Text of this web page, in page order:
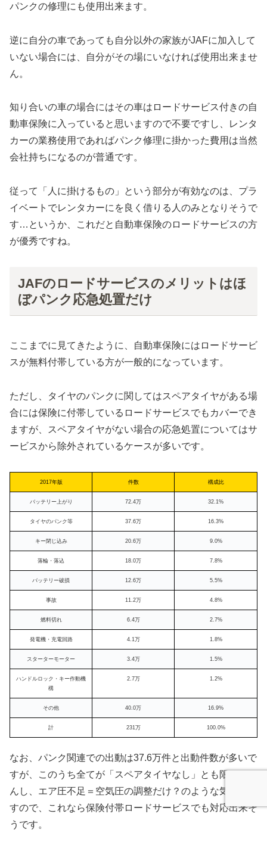
パンクの修理にも使用出来ます。
逆に自分の車であっても自分以外の家族がJAFに加入して
いない場合には、自分がその場にいなければ使用出来ませ
ん。
知り合いの車の場合にはその車はロードサービス付きの自
動車保険に入っていると思いますので不要ですし、レンタ
カーの業務使用であればパンク修理に掛かった費用は当然
会社持ちになるのが普通です。
従って「人に掛けるもの」という部分が有効なのは、プラ
イベートでレンタカーにを良く借りる人のみとなりそうで
す…というか、これだと自動車保険のロードサービスの方
が優秀ですね。
JAFのロードサービスのメリットはほ
ぼパンク応急処置だけ
ここまでに見てきたように、自動車保険にはロードサービ
スが無料付帯している方が一般的になっています。
ただし、タイヤのパンクに関してはスペアタイヤがある場
合には保険に付帯しているロードサービスでもカバーでき
ますが、スペアタイヤがない場合の応急処置についてはサ
ービスから除外されているケースが多いです。
2017年版 件数 構成比
バッテリー上がり 72.4万 32.1%
タイヤのパンク等 37.6万 16.3%
キー閉じ込み 20.6万 9.0%
落輪・落込 18.0万 7.8%
バッテリー破損 12.6万 5.5%
事故 11.2万 4.8%
燃料切れ 6.4万 2.7%
発電機・充電回路 4.1万 1.8%
スターターモーター 3.4万 1.5%
ハンドルロック・キー作動機
構
2.7万 1.2%
その他 40.0万 16.9%
計 231万 100.0%
なお、パンク関連での出動は37.6万件と出動件数が多いで
すが、このうち全てが「スペアタイヤなし」とも限りませ
んし、エア圧不足＝空気圧の調整だけ？のような気もしま
すので、これなら保険付帯ロードサービスでも対応出来そ
うです。